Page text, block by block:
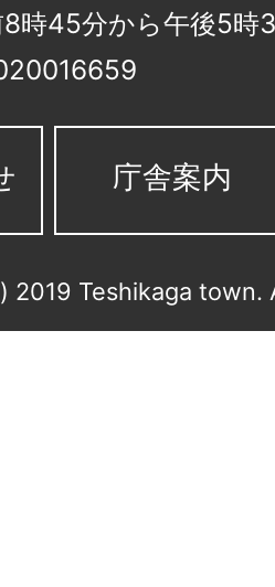
8時45分から午後5時
庁舎案内
2019 Teshikaga town.